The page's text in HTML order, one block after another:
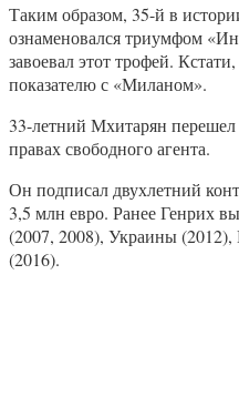
Таким образом, 35-й в
ознаменовался триумфом
завоевал этот трофей.
показателю с «Миланом».
33-летний Мхитарян
правах свободного агента.
Он подписал двухлетний
3,5 млн евро. Ранее Генрих
(2007, 2008), Украины
(2016).